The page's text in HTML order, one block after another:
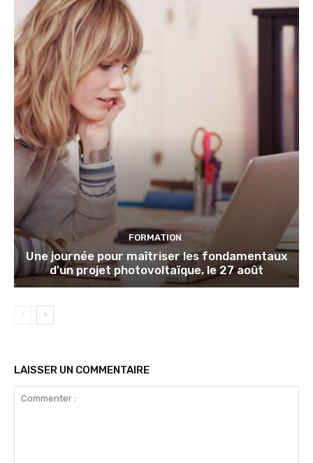
FORMATION
Une journée pour maîtriser les fondamentaux
d’un projet photovoltaïque, le 27 août
LAISSER UN COMMENTAIRE